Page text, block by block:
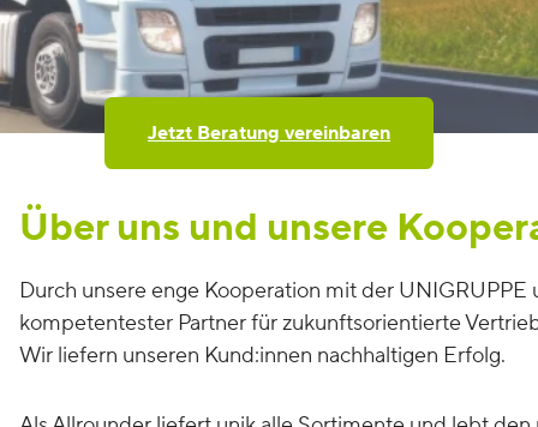
Jetzt Beratung vereinbaren
Über uns und unsere
Durch unsere enge Kooperation mit der
kompetentester Partner für zukunftsorientierte
Wir liefern unseren Kund:innen nachhaltigen Erfolg.